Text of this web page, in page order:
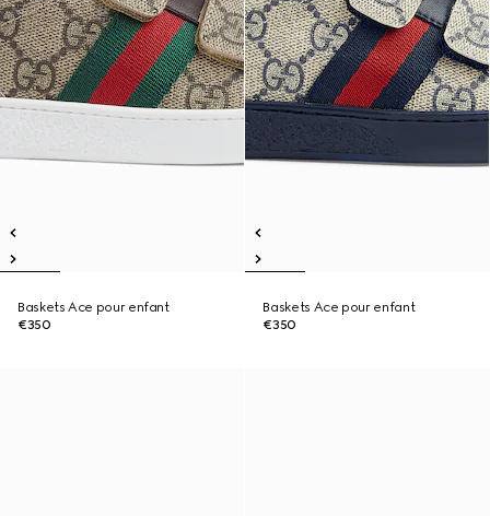
Baskets Ace pour enfant
€350
Baskets Ace pour enfant
€350